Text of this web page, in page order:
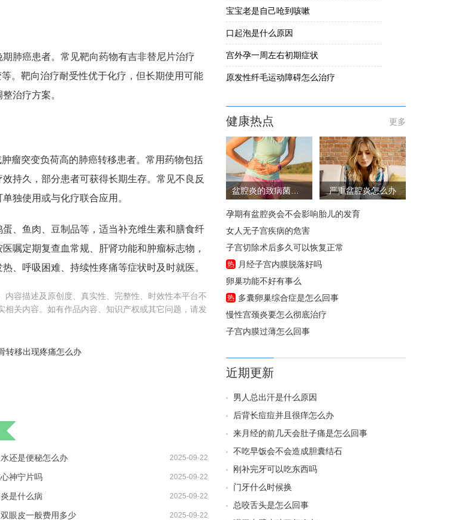
肺癌患者。常见靶向药物有吉非替尼片治疗
。靶向治疗耐受性优于化疗，但长期使用可能
治疗方案。
瘤突变负荷高的肺癌转移患者。常用药物包括
持久，部分患者可获得长期生存。常见不良反
独使用或与化疗联合应用。
、鱼肉、豆制品等，适当补充维生素和膳食纤
嘱定期复查血常规、肝肾功能和肿瘤标志物，
、呼吸困难、持续性疼痛等症状时及时就医。
容描述及原创度、真实性、完整性、时效性本平台不
关内容。如有作品内容、知识产权或其它问题，请发
转移出现疼痛怎么办
还是便秘怎么办 2025-09-22
神宁片吗 2025-09-22
是什么病 2025-09-22
眼皮一般费用多少 2025-09-22
宝宝老是自己呛到咳嗽
口起泡是什么原因
宫外孕一周左右初期症状
原发性纤毛运动障碍怎么治疗
健康热点 更多
盆腔炎的致病菌有哪些 严重盆腔炎怎么办
孕期有盆腔炎会不会影响胎儿的发育
女人无子宫疾病的危害
子宫切除术后多久可以恢复正常
热 月经子宫内膜脱落好吗
卵巢功能不好有事么
热 多囊卵巢综合症是怎么回事
慢性宫颈炎要怎么彻底治疗
子宫内膜过薄怎么回事
近期更新
男人总出汗是什么原因
后背长痘痘并且很痒怎么办
来月经的前几天会肚子痛是怎么回事
不吃早饭会不会造成胆囊结石
刚补完牙可以吃东西吗
门牙什么时候换
总咬舌头是怎么回事